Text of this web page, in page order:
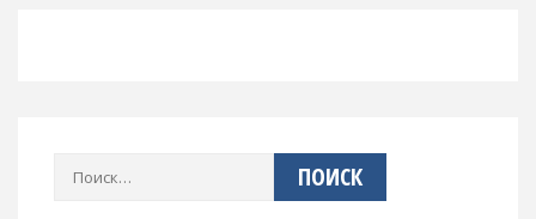
Найти: